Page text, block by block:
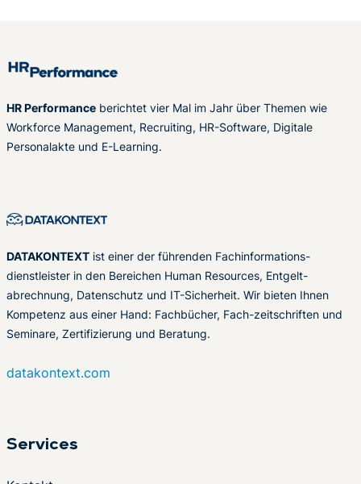
HR Performance berichtet vier Mal im Jahr über Themen wie
Workforce Management, Recruiting, HR-Software, Digitale
Personalakte und E-Learning.
DATAKONTEXT ist einer der führenden Fachinformations-
dienstleister in den Bereichen Human Resources, Entgelt-
abrechnung, Datenschutz und IT-Sicherheit. Wir bieten Ihnen
Kompetenz aus einer Hand: Fachbücher, Fach-zeitschriften und
Seminare, Zertifizierung und Beratung.
datakontext.com
Services